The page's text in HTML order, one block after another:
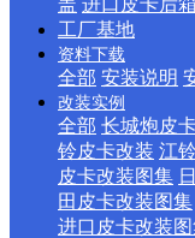
盖 进口皮卡后
工厂基地
资料下载
全部 安装说明
改装实例
全部 长城炮皮
铃皮卡改装 江
皮卡改装图集
田皮卡改装图集
进口皮卡改装